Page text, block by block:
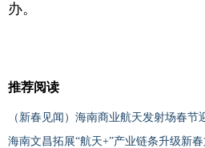
办。
推荐阅读
（新春见闻）海南商业航天发射场春节
海南文昌拓展“航天+”产业链条升级新